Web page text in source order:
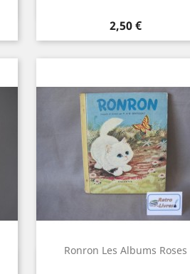
Prix
2,50 €
Ronron Les Albums Roses